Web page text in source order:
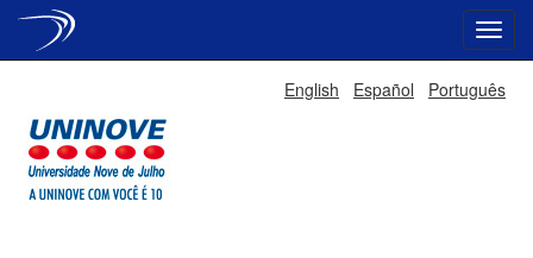
English Español Português